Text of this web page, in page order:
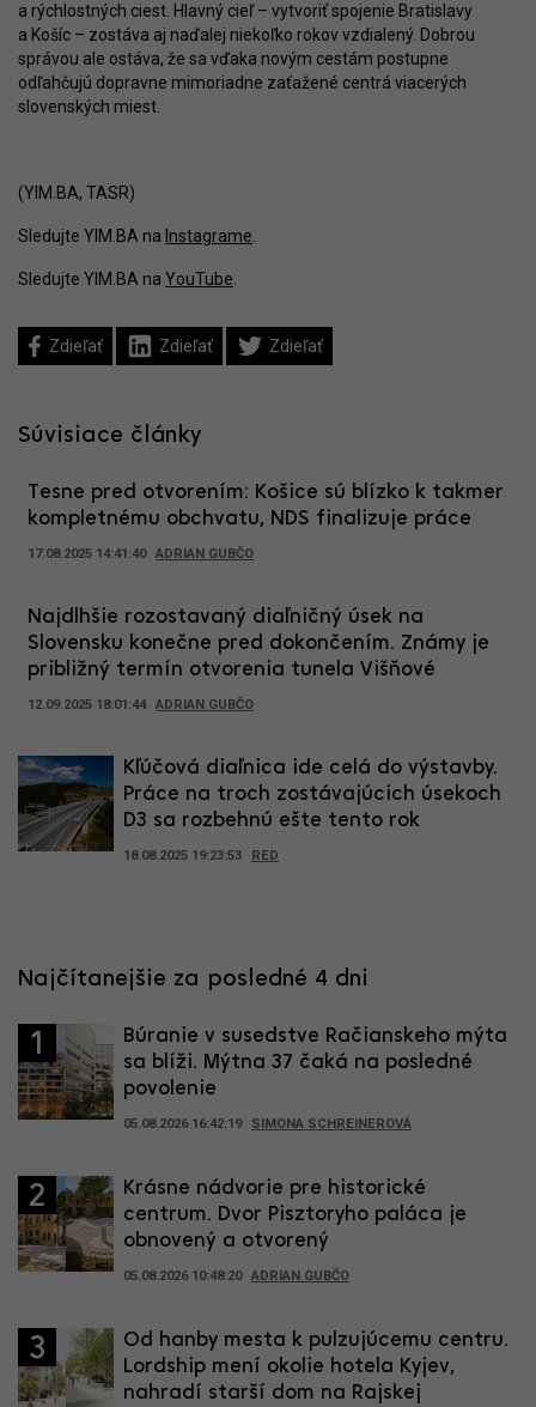
a rýchlostných ciest. Hlavný cieľ – vytvoriť spojenie Bratislavy
a Košíc – zostáva aj naďalej niekoľko rokov vzdialený. Dobrou
správou ale ostáva, že sa vďaka novým cestám postupne
odľahčujú dopravne mimoriadne zaťažené centrá viacerých
slovenských miest.
(YIM.BA, TASR)
Sledujte YIM.BA na Instagrame
Sledujte YIM.BA na YouTube
Zdieľať Zdieľať Zdieľať
Súvisiace články
Tesne pred otvorením: Košice sú blízko k takmer
kompletnému obchvatu, NDS finalizuje práce
17.08.2025 14:41:40 ADRIAN GUBČO
Najdlhšie rozostavaný diaľničný úsek na
Slovensku konečne pred dokončením. Známy je
približný termín otvorenia tunela Višňové
12.09.2025 18:01:44 ADRIAN GUBČO
Kľúčová diaľnica ide celá do výstavby.
Práce na troch zostávajúcich úsekoch
D3 sa rozbehnú ešte tento rok
18.08.2025 19:23:53 RED
Najčítanejšie za posledné 4 dni
1
Búranie v susedstve Račianskeho mýta
sa blíži. Mýtna 37 čaká na posledné
povolenie
05.08.2026 16:42:19 SIMONA SCHREINEROVÁ
2
Krásne nádvorie pre historické
centrum. Dvor Pisztoryho paláca je
obnovený a otvorený
05.08.2026 10:48:20 ADRIAN GUBČO
3
Od hanby mesta k pulzujúcemu centru.
Lordship mení okolie hotela Kyjev,
nahradí starší dom na Rajskej